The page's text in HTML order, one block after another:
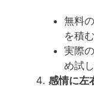
無料
を積む
実際
め試
感情に左